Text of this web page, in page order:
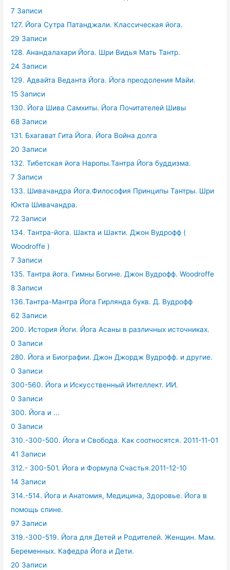
7 Записи
127. Йога Сутра Патанджали. Классическая йога.
29 Записи
128. Анандалахари Йога. Шри Видья Мать Тантр.
24 Записи
129. Адвайта Веданта Йога. Йога преодоления Майи.
15 Записи
130. Йога Шива Самхиты. Йога Почитателей Шивы
68 Записи
131. Бхагават Гита Йога. Йога Война долга
20 Записи
132. Тибетская йога Наропы.Тантра Йога буддизма.
7 Записи
133. Шивачандра Йога.Философия Принципы Тантры. Шри
Юкта Шивачандра.
72 Записи
134. Тантра-йога. Шакта и Шакти. Джон Вудрофф (
Woodroffe )
7 Записи
135. Тантра йога. Гимны Богине. Джон Вудрофф. Woodroffe
8 Записи
136.Тантра-Мантра Йога Гирлянда букв. Д. Вудрофф
62 Записи
200. История Йоги. Йога Асаны в различных источниках.
0 Записи
280. Йога и Биографии. Джон Джордж Вудрофф. и другие.
0 Записи
300-560. Йога и Искусственный Интеллект. ИИ.
0 Записи
300. Йога и ...
0 Записи
310.-300-500. Йога и Свобода. Как соотносятся. 2011-11-01
41 Записи
312.- 300-501. Йога и Формула Счастья.2011-12-10
14 Записи
314.-514. Йога и Анатомия, Медицина, Здоровье. Йога в
помощь спине.
97 Записи
319.-300-519. Йога для Детей и Родителей. Женщин. Мам.
Беременных. Кафедра Йога и Дети.
20 Записи